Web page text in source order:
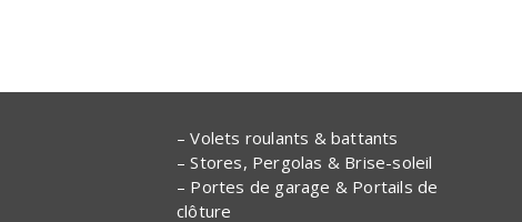
– Volets roulants & battants
– Stores, Pergolas & Brise-soleil
– Portes de garage & Portails de
clôture